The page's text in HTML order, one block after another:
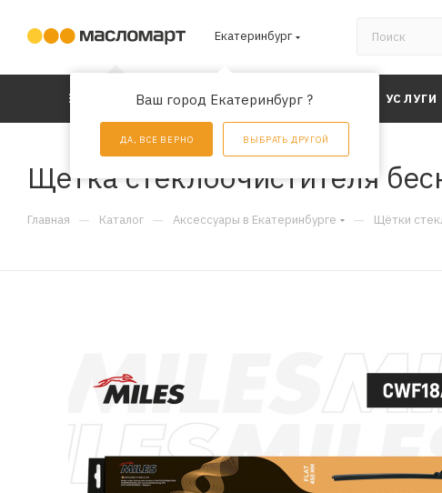
Екатеринбург
Ваш город Екатеринбург ?
ДА, ВСЕ ВЕРНО ВЫБРАТЬ ДРУГОЙ
КАТАЛОГ АКЦИИ
Щетка стеклоочистителя
Главная — Каталог — Аксессуары в Екатеринбурге — Щётки